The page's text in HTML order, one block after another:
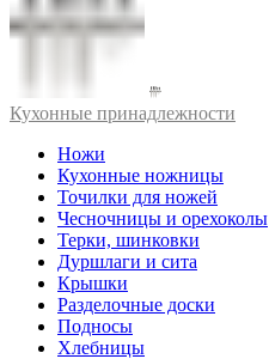
Кухонные принадлежности
Ножи
Кухонные ножницы
Точилки для ножей
Чесночницы и орехоколы
Терки, шинковки
Дуршлаги и сита
Крышки
Разделочные доски
Подносы
Хлебницы